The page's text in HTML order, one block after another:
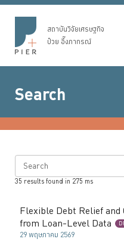
สถาบันวิจัยเศรษฐกิจ
ป๋วย อึ๊งภากรณ์
Search
Search
35 results found in 275 ms
Flexible Debt Relief and
from Loan-Level Data
29 พฤษภาคม 2569